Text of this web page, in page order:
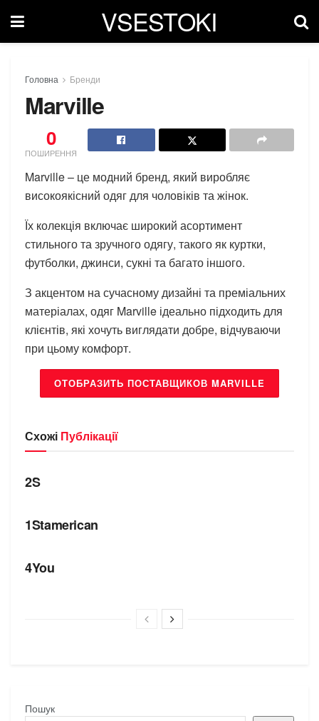
VSESTOKI
Головна Бренди
Marville
0
ПОШИРЕННЯ
Marville – це модний бренд, який виробляє
високоякісний одяг для чоловіків та жінок.
Їх колекція включає широкий асортимент
стильного та зручного одягу, такого як куртки,
футболки, джинси, сукні та багато іншого.
З акцентом на сучасному дизайні та преміальних
матеріалах, одяг Marville ідеально підходить для
клієнтів, які хочуть виглядати добре, відчуваючи
при цьому комфорт.
ОТОБРАЗИТЬ ПОСТАВЩИКОВ MARVILLE
Схожі Публікації
БРЕНДИ
2S
1Stamerican
4You
Пошук